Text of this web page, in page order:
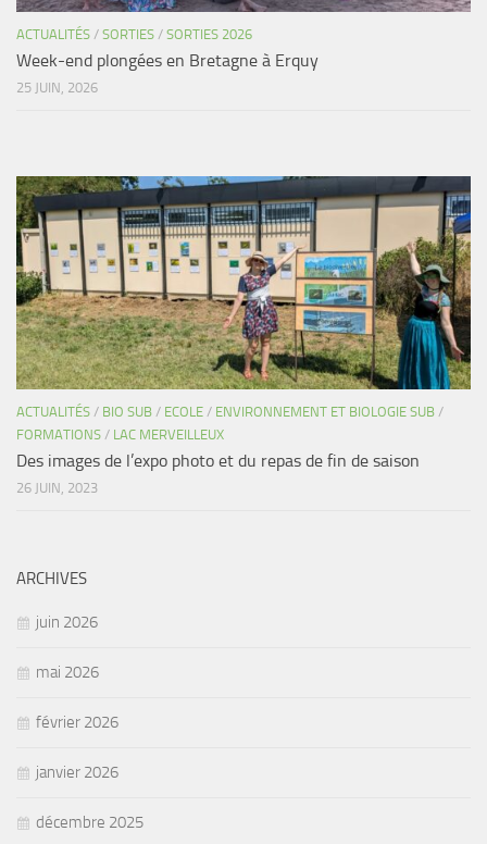
ACTUALITÉS / SORTIES / SORTIES 2026
Week-end plongées en Bretagne à Erquy
25 JUIN, 2026
ACTUALITÉS / BIO SUB / ECOLE / ENVIRONNEMENT ET BIOLOGIE SUB /
FORMATIONS / LAC MERVEILLEUX
Des images de l’expo photo et du repas de fin de saison
26 JUIN, 2023
ARCHIVES
juin 2026
mai 2026
février 2026
janvier 2026
décembre 2025